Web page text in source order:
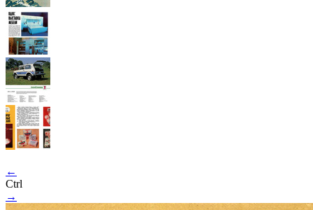
←
Ctrl
→